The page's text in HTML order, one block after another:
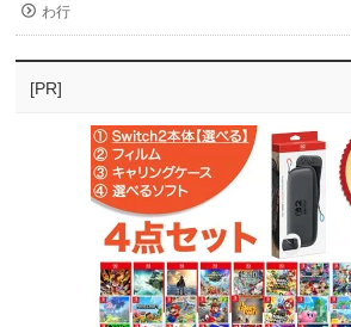
わ行
[PR]